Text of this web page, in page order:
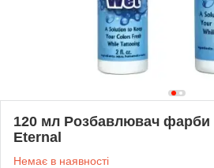
120 мл Розбавлювач фарби
Eternal
Немає в наявності